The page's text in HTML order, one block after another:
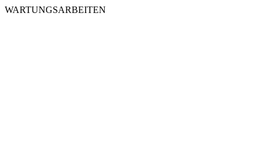
WARTUNGSARBEITEN